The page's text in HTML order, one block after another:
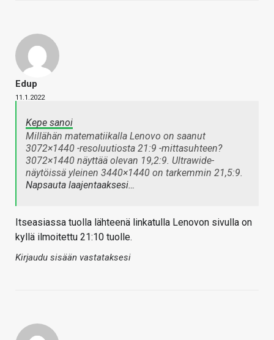
Edup
11.1.2022
Kepe sanoi
Millähän matematiikalla Lenovo on saanut
3072×1440 -resoluutiosta 21:9 -mittasuhteen?
3072×1440 näyttää olevan 19,2:9. Ultrawide-
näytöissä yleinen 3440×1440 on tarkemmin 21,5:9.
Napsauta laajentaaksesi…
Itseasiassa tuolla lähteenä linkatulla Lenovon sivulla on
kyllä ilmoitettu 21:10 tuolle.
Kirjaudu sisään vastataksesi